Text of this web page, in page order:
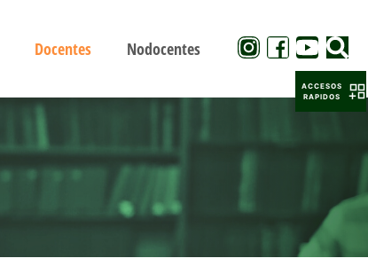
Docentes Nodocentes
ACCESOS
RAPIDOS